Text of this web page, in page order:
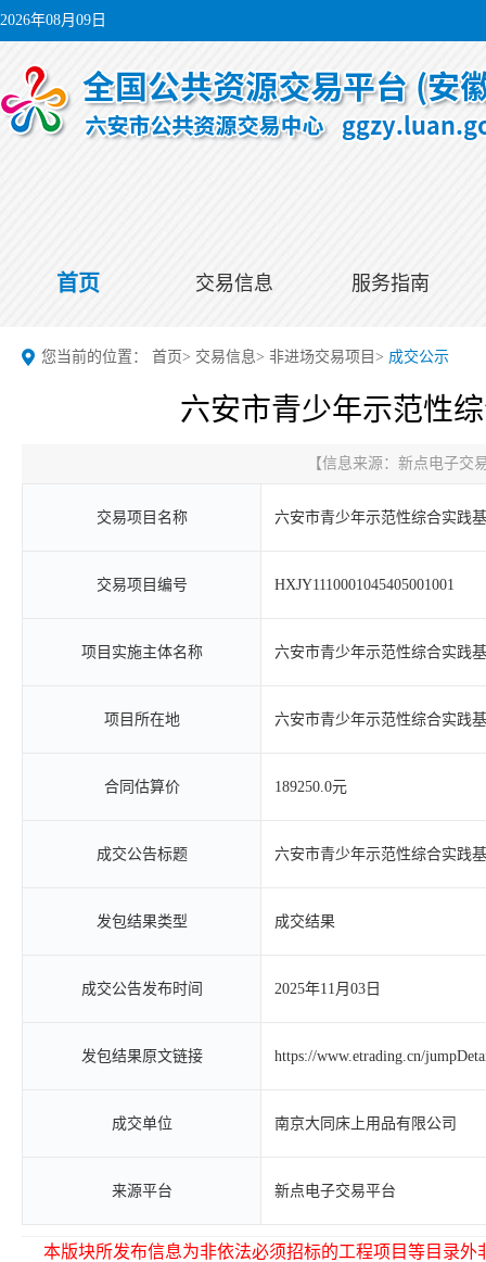
2026年08月09日
首页 交易信息 服务指南
您当前的位置： 首页> 交易信息> 非进场交易项目 > 成交公示
六安市青少年示范性
【信息来源： 新点电子交
交易项目名称 六安市青少年示范性综合实践
交易项目编号 HXJY1110001045405001001
项目实施主体名称 六安市青少年示范性综合实践
项目所在地 六安市青少年示范性综合实践
合同估算价 189250.0元
成交公告标题 六安市青少年示范性综合实践
发包结果类型 成交结果
成交公告发布时间 2025年11月03日
发包结果原文链接 https://www.etrading.cn/
成交单位 南京大同床上用品有限公司
来源平台 新点电子交易平台
本版块所发布信息为非依法必须招标的工程项目等目录